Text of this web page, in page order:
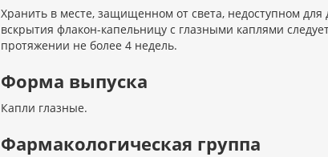
Хранить в месте, защищенном от света, недоступном для
вскрытия флакон-капельницу с глазными каплями
протяжении не более 4 недель.
Форма выпуска
Капли глазные.
Фармакологическая группа